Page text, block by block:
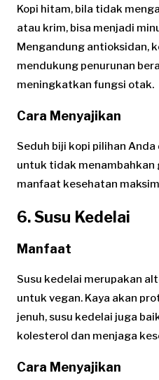
Kopi hitam, bila tidak
atau krim, bisa menjadi
Mengandung antioksidan,
mendukung penurunan
meningkatkan fungsi otak.
Cara Menyajikan
Seduh biji kopi pilihan
untuk tidak
manfaat kesehatan
6. Susu Kedelai
Manfaat
Susu kedelai merupakan
untuk vegan. Kaya akan
jenuh, susu kedelai juga
kolesterol dan menjaga
Cara Menyajikan